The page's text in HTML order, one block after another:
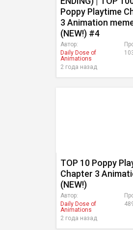
Poppy Playtime
3 Animation
(NEW!) #4
Автор:
Daily Dose of
Animations
2 года назад
TOP 10 Poppy
Chapter 3
(NEW!)
Автор:
Daily Dose of
Animations
2 года назад